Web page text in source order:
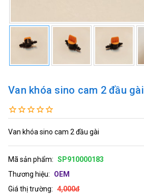
Van khóa sino cam 2 đầu gài
Van khóa sino cam 2 đầu gài
Mã sản phẩm: SP910000183
Thương hiệu:
OEM
Giá thị trường: 4,000đ